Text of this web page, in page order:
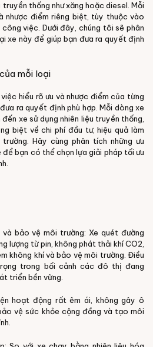
truyền thống như xăng hoặc diesel. Mỗi
nhược điểm riêng biệt, tùy thuộc vào
việc. Dưới đây, chúng tôi sẽ phân
xe này để giúp bạn đưa ra quyết định
mỗi loại
hiểu rõ ưu và nhược điểm của từng
ra quyết định phù hợp. Mỗi dòng xe
xe sử dụng nhiên liệu truyền thống,
biệt về chi phí đầu tư, hiệu quả làm
Hãy cùng phân tích những ưu
bạn có thể chọn lựa giải pháp tối ưu
và bảo vệ môi trường: Xe quét đường
lượng từ pin, không phát thải khí CO2,
không khí và bảo vệ môi trường. Điều
trong bối cảnh các đô thị đang
triển bền vững.
hoạt động rất êm ái, không gây ô
vệ sức khỏe cộng đồng và tạo môi